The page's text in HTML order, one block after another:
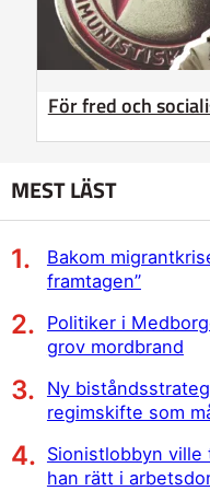
För fred och
MEST LÄST
Bakom
framtagen”
Politiker i
grov mordbrand
Ny
regimskifte som
Sionistlobbyn
han rätt i